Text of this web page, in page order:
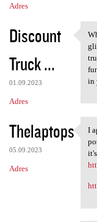
Adres
Discount
Truck ...
01.09.2023
Adres
in
Thelaptops
05.09.2023
Adres
I
I